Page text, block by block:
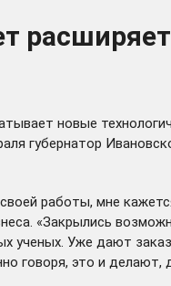
новые
губернатор
работы, мне
«Закрылись
ученых. Уже дают
говоря, это и